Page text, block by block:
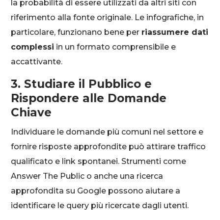
la probabilità di essere utilizzati da altri siti con
riferimento alla fonte originale. Le infografiche, in
particolare, funzionano bene per riassumere dati
complessi in un formato comprensibile e
accattivante.
3. Studiare il Pubblico e
Rispondere alle Domande
Chiave
Individuare le domande più comuni nel settore e
fornire risposte approfondite può attirare traffico
qualificato e link spontanei. Strumenti come
Answer The Public o anche una ricerca
approfondita su Google possono aiutare a
identificare le query più ricercate dagli utenti.